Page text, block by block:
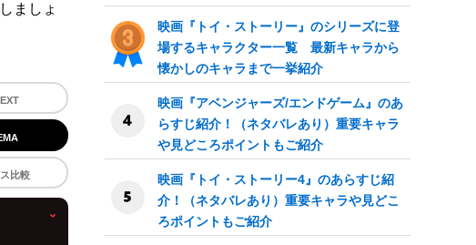
ましょ
比較
映画『トイ・ストーリー』のシリーズに登
場するキャラクター一覧 最新キャラから
懐かしのキャラまで一挙紹介
映画『アベンジャーズ/エンドゲーム』のあ
らすじ紹介！（ネタバレあり）重要キャラ
や見どころポイントもご紹介
映画『トイ・ストーリー4』のあらすじ紹
介！（ネタバレあり）重要キャラや見どこ
ろポイントもご紹介